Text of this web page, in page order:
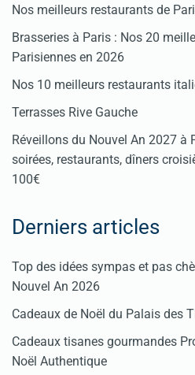
Nos meilleurs restaurants de
Brasseries à Paris : Nos 20
Parisiennes en 2026
Nos 10 meilleurs restaurants
Terrasses Rive Gauche
Réveillons du Nouvel An 2027 à
soirées, restaurants, dîners
100€
Derniers articles
Top des idées sympas et pas
Nouvel An 2026
Cadeaux de Noël du Palais des
Cadeaux tisanes gourmandes
Noël Authentique